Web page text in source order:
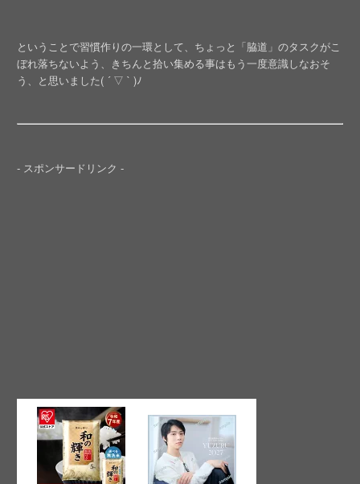
ということで習慣作りの一環として、ちょっと「脇道」のタスクがこ
ぼれ落ちないよう、きちんと拾い集める事はもう一度意識しなおそ
う、と思いました( ´ ▽ ` )ﾉ
- スポンサードリンク -